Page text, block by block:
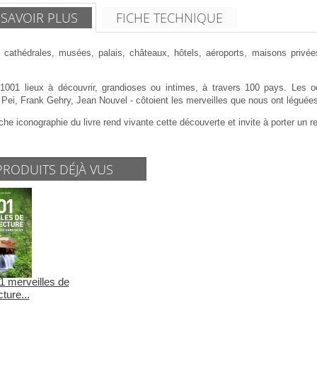
PLUS FICHE TECHNIQUE
cathédrales, musées, palais, châteaux, hôtels, aéroports, maisons
lieux à découvrir, grandioses ou intimes, à travers 100 pays. Les
Frank Gehry, Jean Nouvel - côtoient les merveilles que nous ont
iconographie du livre rend vivante cette découverte et invite à porter un
DÉJÀ VUS
merveilles de